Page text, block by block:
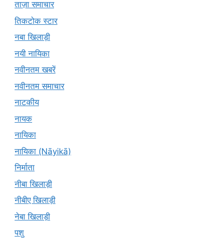
ताज़ा समाचार
तिकटोक स्टार
नबा खिलाड़ी
नयी नायिका
नवीनतम खबरें
नवीनतम समाचार
नाटकीय
नायक
नायिका
नायिका (Nāyikā)
निर्माता
नीबा खिलाड़ी
नीबीए खिलाड़ी
नेबा खिलाड़ी
पशु